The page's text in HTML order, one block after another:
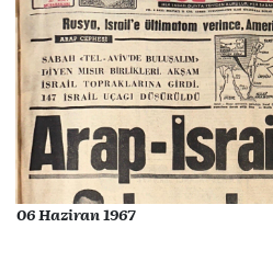
06 Haziran 1967